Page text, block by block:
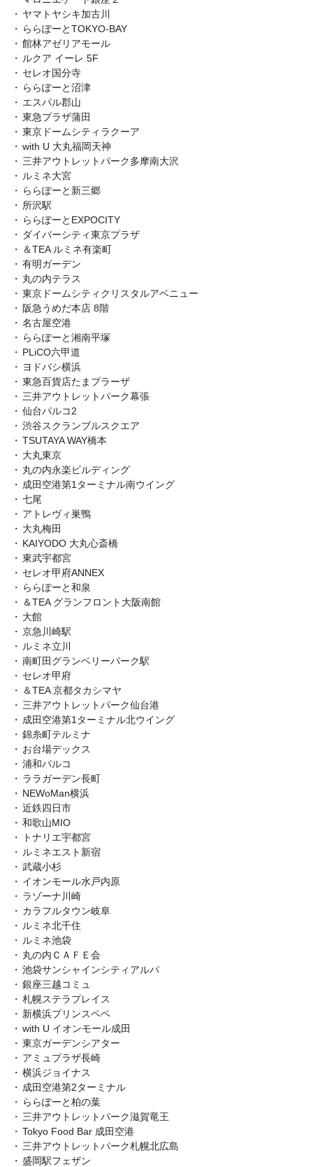
ヤマトヤシキ加古川
ららぽーとTOKYO-BAY
館林アゼリアモール
ルクア イーレ 5F
セレオ国分寺
ららぽーと沼津
エスパル郡山
東急プラザ蒲田
東京ドームシティラクーア
with U 大丸福岡天神
三井アウトレットパーク多摩南大沢
ルミネ大宮
ららぽーと新三郷
所沢駅
ららぽーとEXPOCITY
ダイバーシティ東京プラザ
＆TEA ルミネ有楽町
有明ガーデン
丸の内テラス
東京ドームシティクリスタルアベニュー
阪急うめだ本店 8階
名古屋空港
ららぽーと湘南平塚
PLiCO六甲道
ヨドバシ横浜
東急百貨店たまプラーザ
三井アウトレットパーク幕張
仙台パルコ2
渋谷スクランブルスクエア
TSUTAYA WAY橋本
大丸東京
丸の内永楽ビルディング
成田空港第1ターミナル南ウイング
七尾
アトレヴィ巣鴨
大丸梅田
KAIYODO 大丸心斎橋
東武宇都宮
セレオ甲府ANNEX
ららぽーと和泉
＆TEA グランフロント大阪南館
大館
京急川崎駅
ルミネ立川
南町田グランベリーパーク駅
セレオ甲府
＆TEA 京都タカシマヤ
三井アウトレットパーク仙台港
成田空港第1ターミナル北ウイング
錦糸町テルミナ
お台場デックス
浦和パルコ
ララガーデン長町
NEWoMan横浜
近鉄四日市
和歌山MIO
トナリエ宇都宮
ルミネエスト新宿
武蔵小杉
イオンモール水戸内原
ラゾーナ川崎
カラフルタウン岐阜
ルミネ北千住
ルミネ池袋
丸の内ＣＡＦＥ会
池袋サンシャインシティアルパ
銀座三越コミュ
札幌ステラプレイス
新横浜プリンスペペ
with U イオンモール成田
東京ガーデンシアター
アミュプラザ長崎
横浜ジョイナス
成田空港第2ターミナル
ららぽーと柏の葉
三井アウトレットパーク滋賀竜王
Tokyo Food Bar 成田空港
三井アウトレットパーク札幌北広島
盛岡駅フェザン